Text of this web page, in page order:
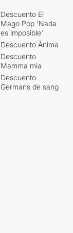
Descuento El
Mago Pop 'Nada
es imposible'
Descuento Ànima
Descuento
Mamma mia
Descuento
Germans de sang